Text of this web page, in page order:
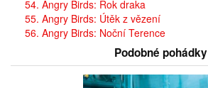
54. Angry Birds: Rok draka
55. Angry Birds: Útěk z vězení
56. Angry Birds: Noční Terence
Podobné pohádky